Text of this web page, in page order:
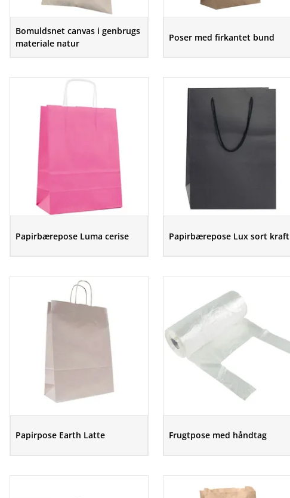
Bomuldsnet canvas i genbrugs
materiale natur
Poser med firkantet bund
Papirbærepose Luma cerise Papirbærepose Lux sort kraft
Papirpose Earth Latte Frugtpose med håndtag